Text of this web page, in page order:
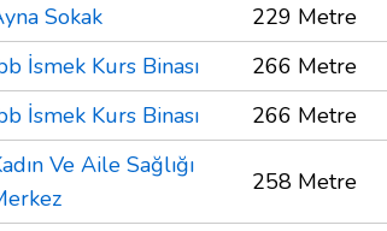
Sokak
229 Metre
İsmek Kurs Binası
266 Metre
İsmek Kurs Binası
266 Metre
Ve Aile Sağlığı
258 Metre